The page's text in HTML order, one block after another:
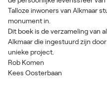
Talloze inwoners van Alkmaar
monument in.
Dit boek is de verzameling van
Alkmaar die ingestuurd zijn
unieke project.
Rob Komen
Kees Oosterbaan